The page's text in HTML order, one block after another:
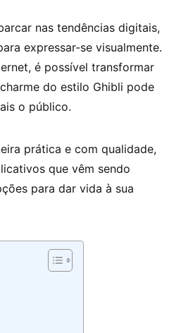
nas tendências digitais,
expressar-se visualmente.
é possível transformar
do estilo Ghibli pode
o público.
prática e com qualidade,
que vêm sendo
para dar vida à sua